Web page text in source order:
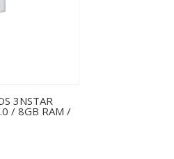
3NSTAR
/ 8GB RAM /